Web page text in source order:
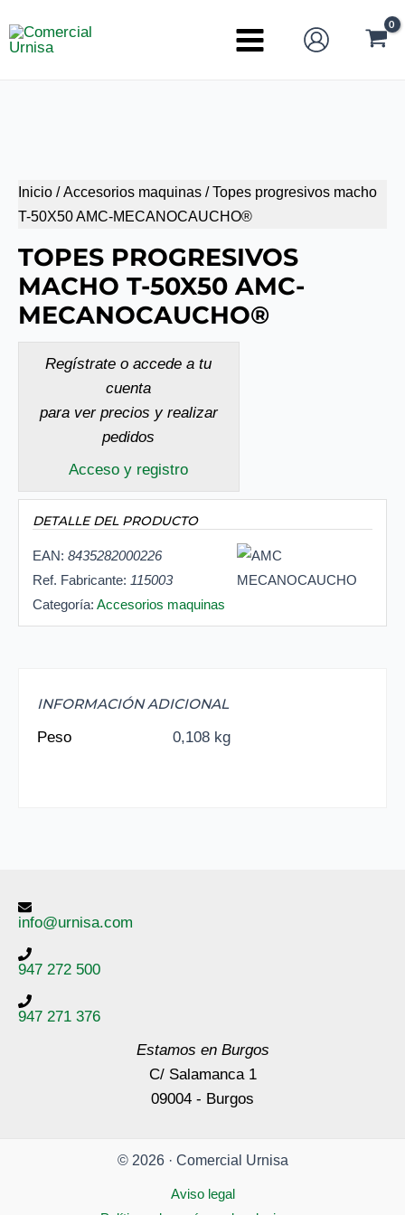
al
Main
Inicio /Accesorios maquinas / Topes progresivos macho
T-50X50 AMC-MECANOCAUCHO®
TOPES PROGRESIVOS
MACHO T-50X50 AMC-
MECANOCAUCHO®
Regístrate o accede a tu
cuenta
para ver precios y realizar
pedidos
Acceso y registro
DETALLE DEL PRODUCTO
EAN: 8435282000226
Ref. Fabricante: 115003
Categoría: Accesorios maquinas
INFORMACIÓN ADICIONAL
Peso
0,108 kg
info@urnisa.com
947 272 500
947 271 376
Estamos en Burgos
C/ Salamanca 1
09004 - Burgos
© 2026 · Comercial Urnisa
Aviso legal